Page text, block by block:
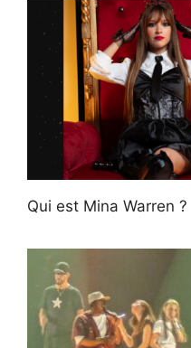
Qui est Mina Warren ?